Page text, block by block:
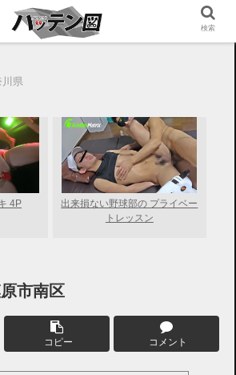
旅行に出張に待ち合わせに
川県
4P
出来損ない野球部の プライベー
トレッスン
市南区
コピー コメント
検索